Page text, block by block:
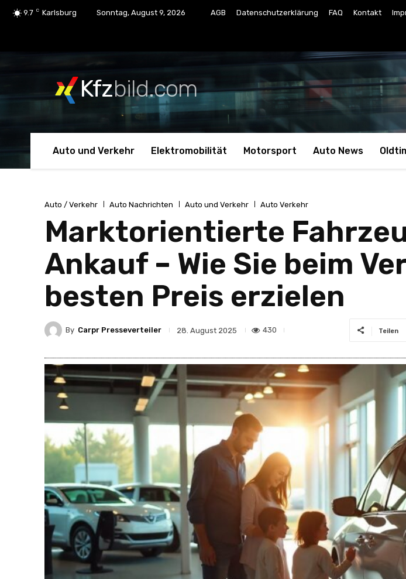
9.7 C Karlsburg Sonntag, August 9, 2026 AGB Datenschutzerklärung FAQ Kontakt
Kfzbild.com
Auto und Verkehr Elektromobilität Motorsport Auto News
Auto / Verkehr Auto Nachrichten Auto und Verkehr Auto Verkehr
Marktorientierte
Ankauf – Wie Sie beim
besten Preis erzielen
By Carpr Presseverteiler 28. August 2025 430 Teilen